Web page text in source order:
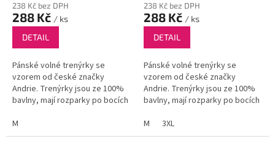
238 Kč bez DPH
288 Kč / ks
DETAIL
Pánské volné trenýrky se
vzorem od české značky
Andrie. Trenýrky jsou ze 100%
bavlny, mají rozparky po bocích
knoflíky.
M
238 Kč bez DPH
288 Kč / ks
DETAIL
Pánské volné trenýrky se
vzorem od české značky
Andrie. Trenýrky jsou ze 100%
bavlny, mají rozparky po bocích
knoflíky.
M 3XL